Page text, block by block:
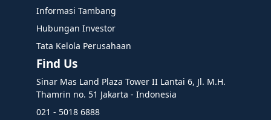
Informasi Tambang
Hubungan Investor
Tata Kelola Perusahaan
Find Us
Sinar Mas Land Plaza Tower II Lantai 6, Jl. M.H.
Thamrin no. 51 Jakarta - Indonesia
021 - 5018 6888